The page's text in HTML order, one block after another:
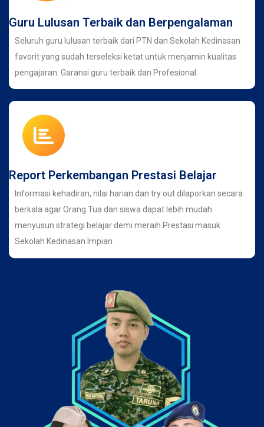
Guru Lulusan Terbaik dan Berpengalaman
Seluruh guru lulusan terbaik dari PTN dan Sekolah Kedinasan
favorit yang sudah terseleksi ketat untuk menjamin kualitas
pengajaran. Garansi guru terbaik dan Profesional.
Report Perkembangan Prestasi Belajar
Informasi kehadiran, nilai harian dan try out dilaporkan secara
berkala agar Orang Tua dan siswa dapat lebih mudah
menyusun strategi belajar demi meraih Prestasi masuk
Sekolah Kedinasan Impian